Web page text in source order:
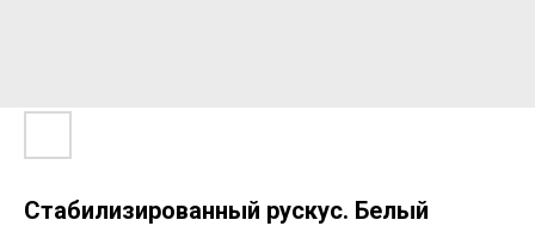
Стабилизированный рускус. Белый